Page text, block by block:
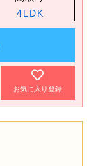
4LDK
お気に入り登録